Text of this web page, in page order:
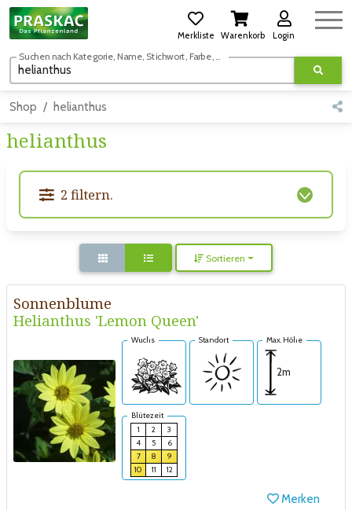
Merkliste Warenkorb Login
Suchen nach Kategorie, Name, Stichwort, Farbe, usw.
Shop helianthus
helianthus
2 filtern.
Sortieren
Sonnenblume
Helianthus 'Lemon Queen'
Wuchs Standort Max. Höhe
2m
Blütezeit
1
2
3
4
5
6
7
8
9
10
11 12
Merken